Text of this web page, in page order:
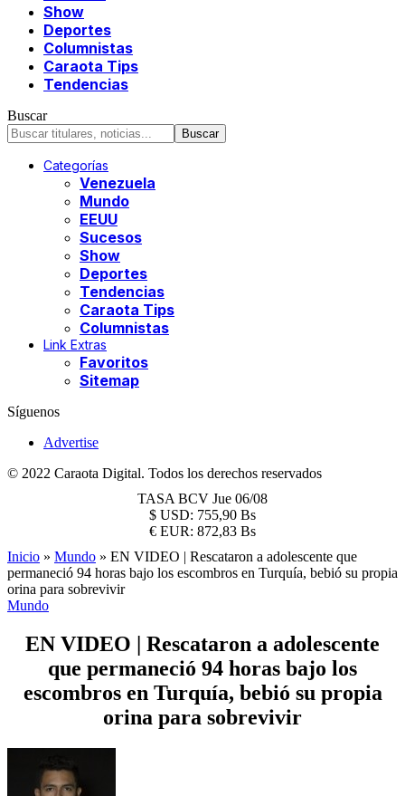
Show
Deportes
Columnistas
Caraota Tips
Tendencias
Buscar
Categorías
Venezuela
Mundo
EEUU
Sucesos
Show
Deportes
Tendencias
Caraota Tips
Columnistas
Link Extras
Favoritos
Sitemap
Síguenos
Advertise
© 2022 Caraota Digital. Todos los derechos reservados
TASA BCV Jue 06/08
$ USD: 755,90 Bs
€ EUR: 872,83 Bs
Inicio » Mundo » EN VIDEO | Rescataron a adolescente que
permaneció 94 horas bajo los escombros en Turquía, bebió su propia
orina para sobrevivir
Mundo
EN VIDEO | Rescataron a adolescente
que permaneció 94 horas bajo los
escombros en Turquía, bebió su propia
orina para sobrevivir